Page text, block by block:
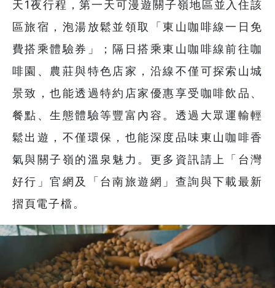
天1夜行程，第一天可漫遊關子嶺地區並入住該
區旅宿，泡湯放鬆並領取「東山咖啡線一日免
費搭乘體驗券」；隔日搭乘東山咖啡線前往咖
啡園、農莊與特色店家，沿線不僅可探索山城
景致，也能透過特約店家優惠享受咖啡飲品、
餐點、生態體驗等豐富內容。透過大眾運輸輕
鬆出遊，不僅環保，也能深度品味東山咖啡香
氣與關子嶺的溫泉魅力。更多資訊請上「台灣
好行」官網及「台南旅遊網」查詢與下載最新
摺頁電子檔。